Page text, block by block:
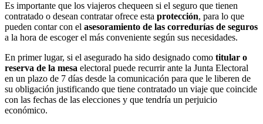
Es importante que los viajeros chequeen si el seguro que tienen
contratado o desean contratar ofrece estaprotección, para lo que
pueden contar con elasesoramiento de las corredurías de seguros
a la hora de escoger el más conveniente según sus necesidades.
En primer lugar, si el asegurado ha sido designado comotitular o
reserva de la mesa electoral puede recurrir ante la Junta Electoral
en un plazo de 7 días desde la comunicación para que le liberen de
su obligación justificando que tiene contratado un viaje que coincide
con las fechas de las elecciones y que tendría un perjuicio
económico.